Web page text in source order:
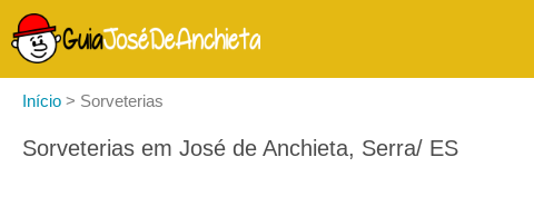
Início > Sorveterias
Sorveterias em José de Anchieta, Serra/ ES